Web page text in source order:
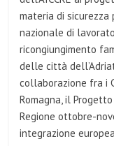
materia di
nazionale di
ricongiungimento
delle città
collaborazione fra i
Romagna, il
Regione ottobre-
integrazione